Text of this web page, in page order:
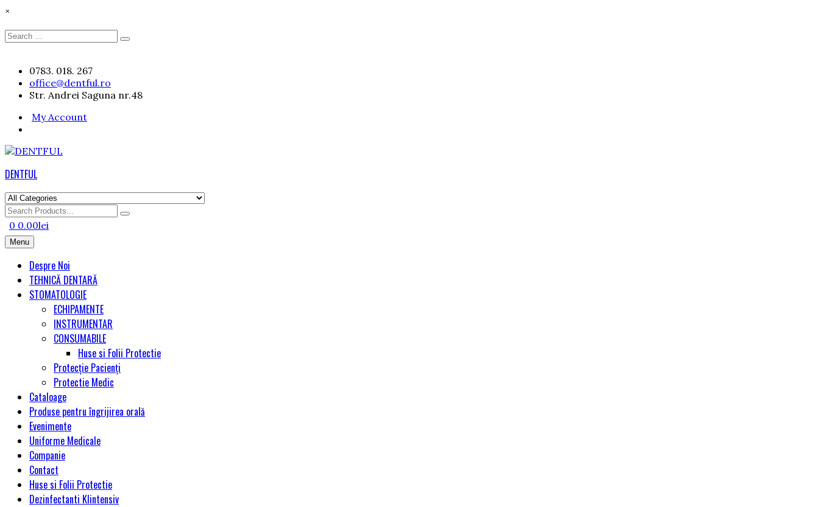
×
Search
Search
Skip
content
0783. 018. 267
office@dentful.ro
Str. Andrei Saguna nr.48
My Account
DENTFUL
Search
for
0 0.00lei
Menu
Despre Noi
TEHNICĂ DENTARĂ
STOMATOLOGIE
ECHIPAMENTE
INSTRUMENTAR
CONSUMABILE
Huse si Folii Protectie
Protecție Pacienți
Protectie Medic
Cataloage
Produse pentru îngrijirea orală
Evenimente
Uniforme Medicale
Companie
Contact
Huse si Folii Protectie
Dezinfectanti Klintensiv